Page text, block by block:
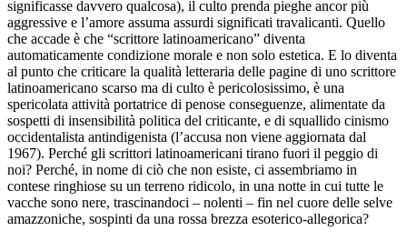
significasse davvero qualcosa), il culto prenda pieghe ancor più
aggressive e l’amore assuma assurdi significati travalicanti. Quello
che accade è che “scrittore latinoamericano” diventa
automaticamente condizione morale e non solo estetica. E lo diventa
al punto che criticare la qualità letteraria delle pagine di uno scrittore
latinoamericano scarso ma di culto è pericolosissimo, è una
spericolata attività portatrice di penose conseguenze, alimentate da
sospetti di insensibilità politica del criticante, e di squallido cinismo
occidentalista antindigenista (l’accusa non viene aggiornata dal
1967). Perché gli scrittori latinoamericani tirano fuori il peggio di
noi? Perché, in nome di ciò che non esiste, ci assembriamo in
contese ringhiose su un terreno ridicolo, in una notte in cui tutte le
vacche sono nere, trascinandoci – nolenti – fin nel cuore delle selve
amazzoniche, sospinti da una rossa brezza esoterico-allegorica?